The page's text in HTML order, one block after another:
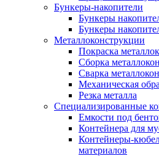
Бункеры-накопители
Бункеры
Бункеры
Металлоконструкции
Покраска
Сборка
Сварка
Механическая
Резка металла
Специализированные
Емкости под
Контейнера для
Контейнеры-
материалов